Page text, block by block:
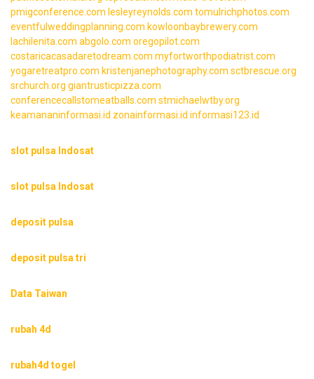
pmigconference.com lesleyreynolds.com tomulrichphotos.com
eventfulweddingplanning.com kowloonbaybrewery.com
lachilenita.com abgolo.com oregopilot.com
costaricacasadaretodream.com myfortworthpodiatrist.com
yogaretreatpro.com kristenjanephotography.com sctbrescue.org
srchurch.org giantrusticpizza.com
conferencecallstomeatballs.com stmichaelwtby.org
keamananinformasi.id zonainformasi.id informasi123.id
slot pulsa Indosat
slot pulsa Indosat
deposit pulsa
deposit pulsa tri
Data Taiwan
rubah 4d
rubah4d togel